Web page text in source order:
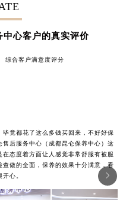
中心客户的真实评价
综合客户满意度评分
竟都花了这么多钱买回来，不好好保
后服务中心（成都昆仑保养中心）这
态度着方面让人感觉非常舒服有被服
做的全面，保养的效果十分满意，看
心。
